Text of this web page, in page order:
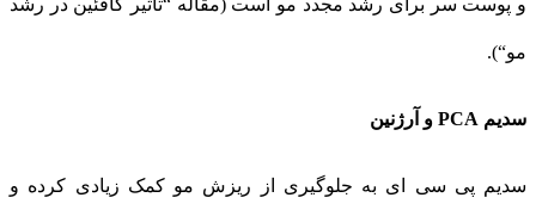
و پوست سر برای رشد مجدد مو است (مقاله “تاثیر کافئین در رشد
مو“).
سدیم PCA و آرژنین
سدیم پی سی ای به جلوگیری از ریزش مو کمک زیادی کرده و